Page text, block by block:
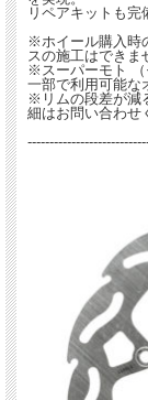
リペアキットも完
※ホイール購入時
スの施工はできま
※スーパーモト （
一部で利用可能な
※リムの段差が減
細はお問い合わせ